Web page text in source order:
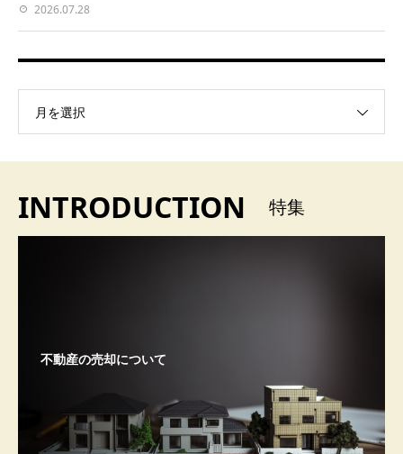
2026.07.28
月を選択
INTRODUCTION 特集
不動産の売却について